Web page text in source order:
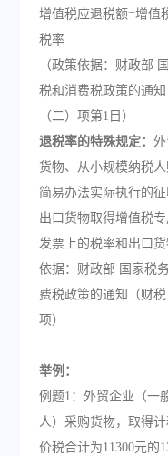
增值税应退税额=增值
税率
（政策依据：财政部
税和消费税政策的通
（二）项第1目）
退税率的特殊规定：
货物、从小规模纳税
简易办法实际执行的
出口货物取得增值税
发票上的税率和出口
依据：财政部 国家税
费税政策的通知（财税
项）
举例：
例题1：外贸企业（一
人）采购货物，取得计
价税合计为11300元的